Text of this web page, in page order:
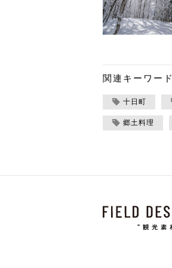
関連キーワード
十日町
郷土料理